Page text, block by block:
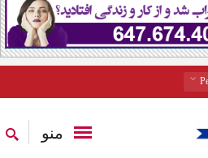
منو